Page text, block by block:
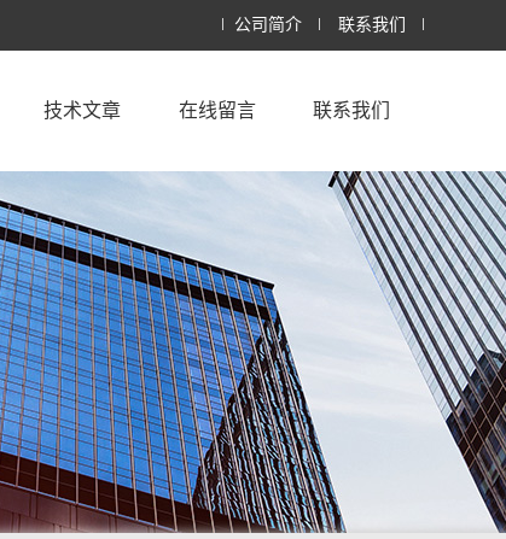
公司简介 联系我们
技术文章 在线留言 联系我们